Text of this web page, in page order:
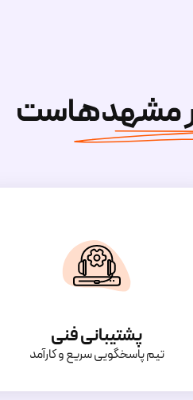
مشهدهاست
پشتیبانی فنی
تیم پاسخگویی سریع و کارآمد